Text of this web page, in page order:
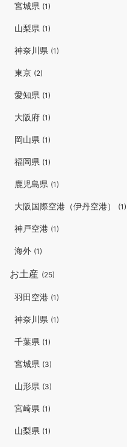
宮城県 (1)
山梨県 (1)
神奈川県 (1)
東京 (2)
愛知県 (1)
大阪府 (1)
岡山県 (1)
福岡県 (1)
鹿児島県 (1)
大阪国際空港（伊丹空港） (1)
神戸空港 (1)
海外 (1)
お土産 (25)
羽田空港 (1)
神奈川県 (1)
千葉県 (1)
宮城県 (3)
山形県 (3)
宮崎県 (1)
山梨県 (1)